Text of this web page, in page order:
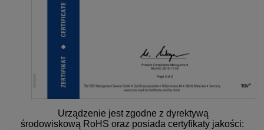
Urządzenie jest zgodne z dyrektywą
środowiskową RoHS oraz posiada certyfikaty jakości: